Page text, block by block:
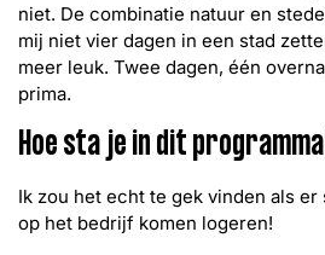
niet. De combinatie natuur en
mij niet vier dagen in een stad
meer leuk. Twee dagen, één
prima.
Hoe sta je in dit
Ik zou het echt te gek vinden als
op het bedrijf komen logeren!